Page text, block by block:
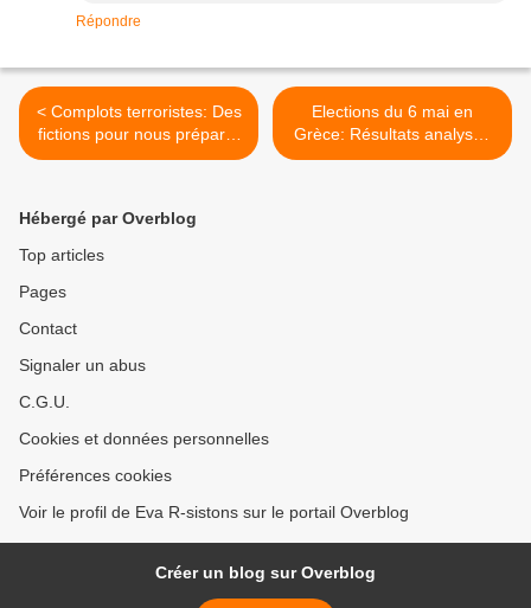
Répondre
< Complots terroristes: Des
fictions pour nous préparer
à la guerre contre l'Iran
Elections du 6 mai en
Grèce: Résultats analysés
par Gérard Filoche >
Hébergé par Overblog
Top articles
Pages
Contact
Signaler un abus
C.G.U.
Cookies et données personnelles
Préférences cookies
Voir le profil de Eva R-sistons sur le portail Overblog
Créer un blog sur Overblog